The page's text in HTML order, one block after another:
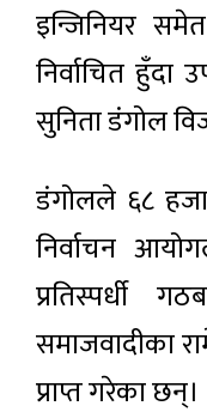
इन्जिनियर
निर्वाचित
सुनिता डंगोल
डंगोलले ६८
निर्वाचन
प्रतिस्पर्धी
समाजवादीका
प्राप्त गरेका छन्।